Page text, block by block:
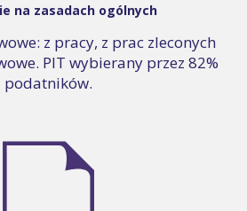
na zasadach ogólnych
z pracy, z prac zleconych
PIT wybierany przez 82%
podatników.